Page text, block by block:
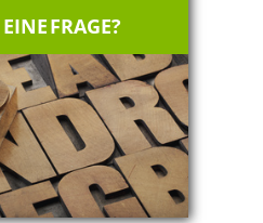
FRAGE?